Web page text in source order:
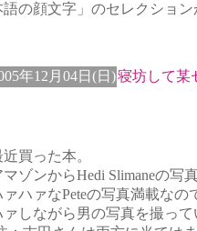
語の顔文字」のセレクショ
年12月04日(日)寝坊して某
近買った本。
マゾンからHedi Slimaneの写
ァハァなPeteの写真満載なの
ァしながら男の写真を撮っ